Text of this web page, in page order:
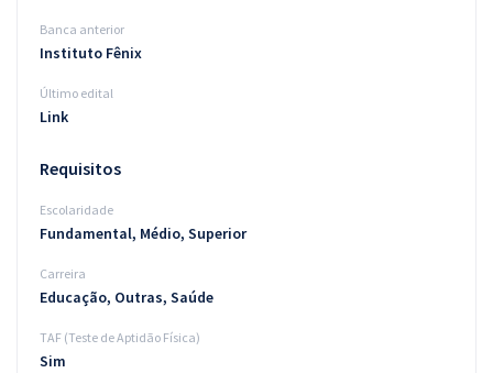
Aprovados
Atendimento
Banca anterior
Instituto Fênix
Último edital
Link
Requisitos
Escolaridade
Fundamental, Médio, Superior
Carreira
Educação, Outras, Saúde
TAF (Teste de Aptidão Física)
Sim